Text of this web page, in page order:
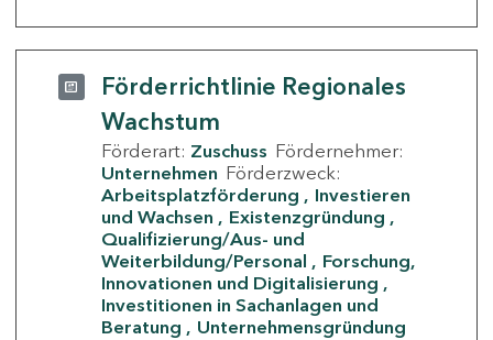
Förderrichtlinie Regionales
Wachstum
Förderart: Zuschuss Fördernehmer:
Unternehmen Förderzweck:
Arbeitsplatzförderung
Investieren
und Wachsen
Existenzgründung
Qualifizierung/Aus- und
Weiterbildung/Personal
Forschung,
Innovationen und Digitalisierung
Investitionen in Sachanlagen und
Beratung
Unternehmensgründung